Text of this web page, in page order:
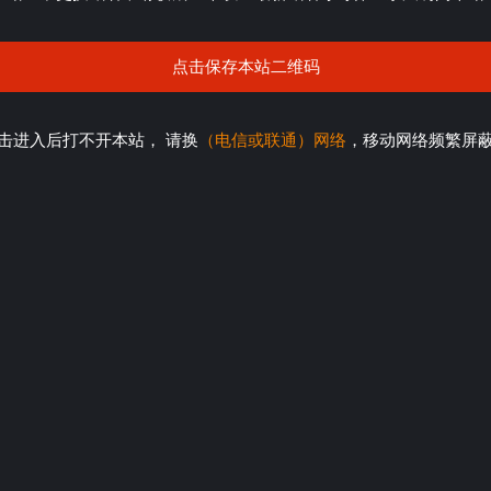
点击保存本站二维码
进入后打不开本站， 请换 （电信或联通）网络 ，移动网络频繁屏